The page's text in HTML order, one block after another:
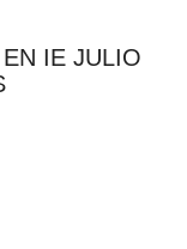
IE JULIO